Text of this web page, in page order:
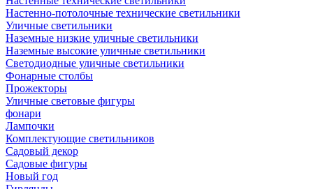
Настенно-потолочные технические светильники
Уличные светильники
Наземные низкие уличные светильники
Наземные высокие уличные светильники
Светодиодные уличные светильники
Фонарные столбы
Прожекторы
Уличные световые фигуры
фонари
Лампочки
Комплектующие светильников
Садовый декор
Садовые фигуры
Новый год